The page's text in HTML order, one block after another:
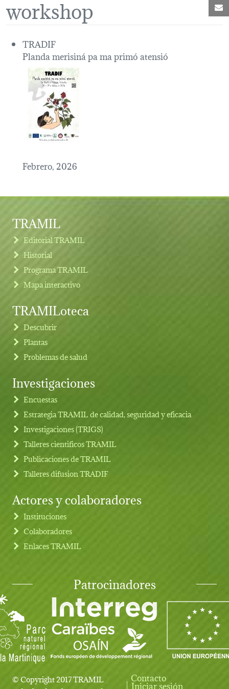
workshop
TRADIF
Planda merisiná pa ma primó atensió
Febrero, 2026
Footer menu
TRAMIL
Editorial TRAMIL
Historial
Programa TRAMIL
Mapa interactivo
TRAMILoteca
Descubrir
Plantas
Problemas de salud
Investigaciones
Encuestas
Estrategia TRAMIL de calidad, seguridad y eficacia
Investigaciones (TRIGS)
Talleres cientificos TRAMIL
Publicaciones de TRAMIL
Talleres difusion TRADIF
Actores y colaboradores
Instituciones
Colaboradores
Enlaces TRAMIL
Patrocinadores
© Copyright 2017 TRAMIL
Contacto
Iniciar sesión